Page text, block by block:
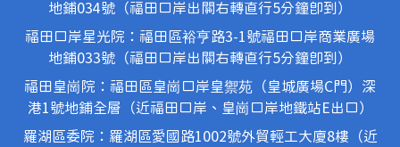
地鋪034號（福田口岸出關右轉直行5分鐘即到）
福田口岸星光院：福田區裕亨路3-1號福田口岸商業廣場
地鋪033號（福田口岸出關右轉直行5分鐘即到）
福田皇崗院：福田區皇崗口岸皇禦苑（皇城廣場C門）深
港1號地鋪全層（近福田口岸、皇崗口岸地鐵站E出口）
羅湖區委院：羅湖區愛國路1002號外貿輕工大廈8樓（近